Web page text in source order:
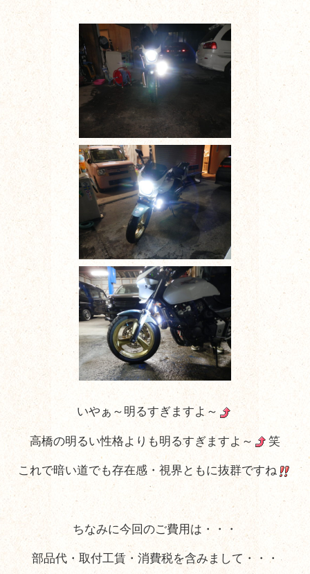
いやぁ～明るすぎますよ～
高橋の明るい性格よりも明るすぎますよ～ 笑
これで暗い道でも存在感・視界ともに抜群ですね
ちなみに今回のご費用は・・・
部品代・取付工賃・消費税を含みまして・・・